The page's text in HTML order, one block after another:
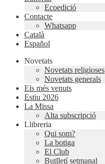
Ecoedició
Contacte
Whatsapp
Català
Español
Novetats
Novetats religioses
Novetats generals
Els més venuts
Estiu 2026
La Missa
Alta subscripció
Llibreria
Qui som?
La botiga
El Club
Butlletí setmanal